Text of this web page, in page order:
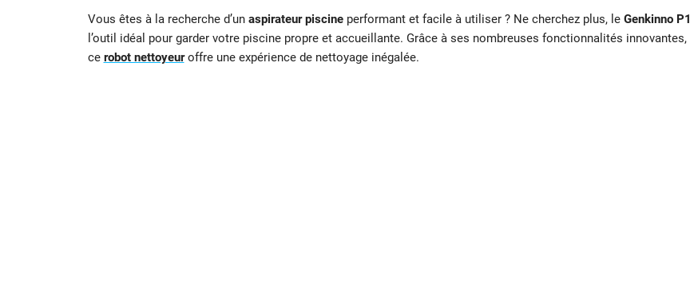
Vous êtes à la recherche d’un aspirateur piscineperformant et facile à utiliser ? Ne cherchez plus, le Genkinno P1
l’outil idéal pour garder votre piscine propre et accueillante. Grâce à ses nombreuses fonctionnalités innovantes,
ce robot nettoyeuroffre une expérience de nettoyage inégalée.